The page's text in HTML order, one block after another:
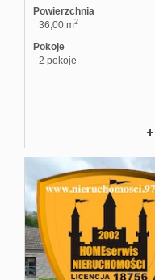
Powierzchnia
36,00 m2
Pokoje
2 pokoje